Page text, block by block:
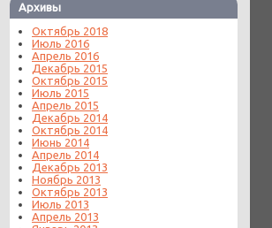
Архивы
Октябрь 2018
Июль 2016
Апрель 2016
Декабрь 2015
Октябрь 2015
Июль 2015
Апрель 2015
Декабрь 2014
Октябрь 2014
Июнь 2014
Апрель 2014
Декабрь 2013
Ноябрь 2013
Октябрь 2013
Июль 2013
Апрель 2013